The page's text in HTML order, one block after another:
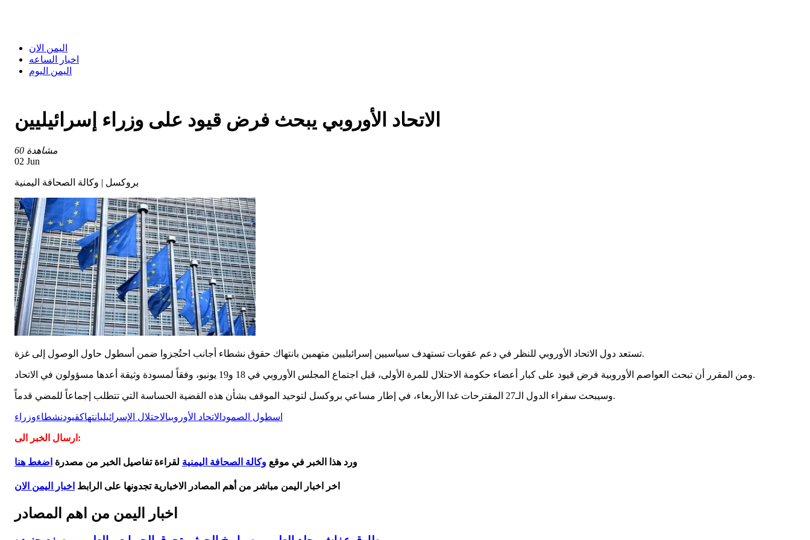
اليمن الان
اخبار الساعه
اليمن اليوم
الاتحاد الأوروبي يبحث فرض قيود على وزراء إسرائيليين
60 مشاهدة
02 Jun
بروكسل | وكالة الصحافة اليمنية
تستعد دول الاتحاد الأوروبي للنظر في دعم عقوبات تستهدف سياسيين إسرائيليين متهمين بانتهاك حقوق نشطاء أجانب احتُجزوا ضمن أسطول حاول الوصول إلى غزة.
ومن المقرر أن تبحث العواصم الأوروبية فرض قيود على كبار أعضاء حكومة الاحتلال للمرة الأولى، قبل اجتماع المجلس الأوروبي في 18 و19 يونيو، وفقاً لمسودة وثيقة أعدها مسؤولون في الاتحاد.
وسيبحث سفراء الدول الـ27 المقترحات غدا الأربعاء، في إطار مساعي بروكسل لتوحيد الموقف بشأن هذه القضية الحساسة التي تتطلب إجماعاً للمضي قدماً.
اسطول الصمود الاتحاد الأوروبيالاحتلال الإسرائيليانتهاكقيودنشطاءوزراء
ارسال الخبر الى:
ورد هذا الخبر في موقع وكالة الصحافة اليمنية لقراءة تفاصيل الخبر من مصدرة اضغط هنا
اخر اخبار اليمن مباشر من أهم المصادر الاخبارية تجدونها على الرابط اخبار اليمن الان
اخبار اليمن من اهم المصادر